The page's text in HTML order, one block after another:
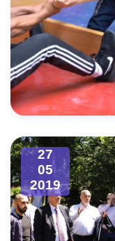
27
05
2019